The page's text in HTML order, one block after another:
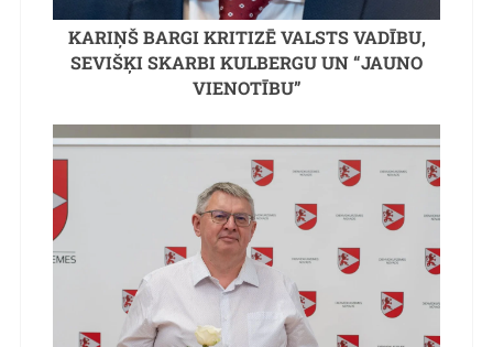
KARIŅŠ BARGI KRITIZĒ VALSTS VADĪBU,
SEVIŠĶI SKARBI KULBERGU UN “JAUNO
VIENOTĪBU”